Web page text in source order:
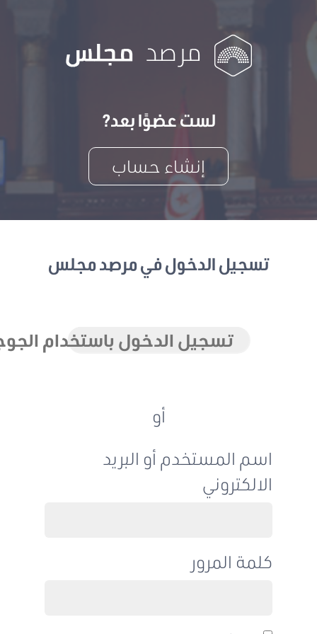
لست عضوًا بعد?
إنشاء حساب
تسجيل الدخول في مرصد مجلس
تسجيل الدخول باستخدام الجوجل
اسم المستخدم أو البريد
الالكتروني
كلمة المرور